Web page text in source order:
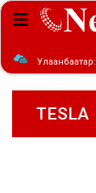
Улаанбаатар:
TESLA